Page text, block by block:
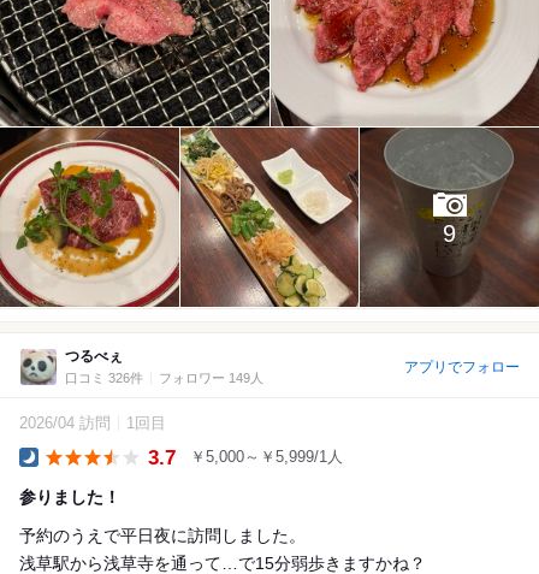
9
つるべぇ
口コミ 326件 フォロワー 149人
アプリでフォロー
2026/04 訪問 1回目
3.7 ￥5,000～￥5,999/1人
参りました！
予約のうえで平日夜に訪問しました。
浅草駅から浅草寺を通って…で15分弱歩きますかね？